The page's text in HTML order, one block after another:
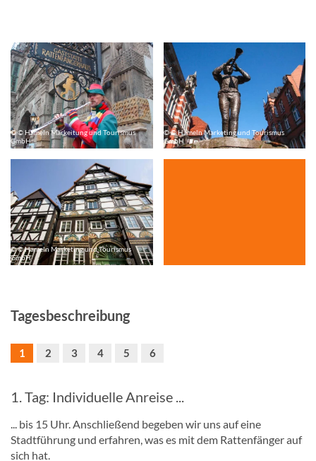
© © Hameln Markeitung und Tourismus
GmbH
© © Hameln Marketing und Tourismus
GmbH
© © Hameln Marketing und Tourismus
GmbH
Tagesbeschreibung
1 2 3 4 5 6
1. Tag: Individuelle Anreise ...
... bis 15 Uhr. Anschließend begeben wir uns auf eine
Stadtführung und erfahren, was es mit dem Rattenfänger auf
sich hat.